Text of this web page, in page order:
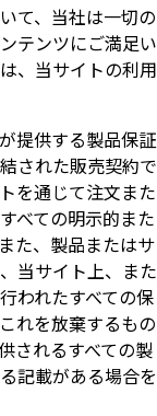
て、当社は一切の
テンツにご満足い
、当サイトの利用
提供する製品保証
された販売契約で
を通じて注文また
べての明示的また
た、製品またはサ
当サイト上、また
われたすべての保
れを放棄するもの
されるすべての製
記載がある場合を